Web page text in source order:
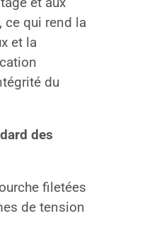
ce qui rend la
et la
du
des
filetées
de tension